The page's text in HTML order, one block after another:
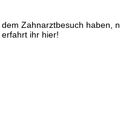
Zahnarztbesuch haben,
ihr hier!